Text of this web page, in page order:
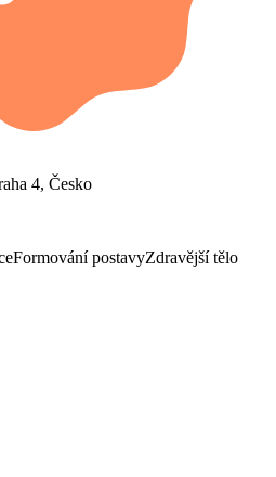
4, Česko
Formování postavyZdravější tělo